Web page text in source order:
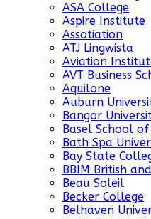
ASA College
Aspire Institute
Assotiation
ATJ Lingwista
Aviation
AVT Business
Aquilone
Auburn
Bangor
Basel School of
Bath Spa
Bay State
BBIM British
Beau Soleil
Becker College
Belhaven